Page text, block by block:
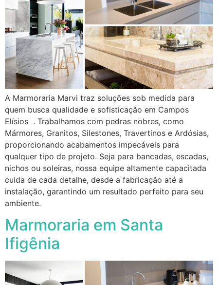
A Marmoraria Marvi traz soluções sob medida para
quem busca qualidade e sofisticação em Campos
Elísios . Trabalhamos com pedras nobres, como
Mármores, Granitos, Silestones, Travertinos e Ardósias,
proporcionando acabamentos impecáveis para
qualquer tipo de projeto. Seja para bancadas, escadas,
nichos ou soleiras, nossa equipe altamente capacitada
cuida de cada detalhe, desde a fabricação até a
instalação, garantindo um resultado perfeito para seu
ambiente.
Marmoraria em Santa
Ifigênia